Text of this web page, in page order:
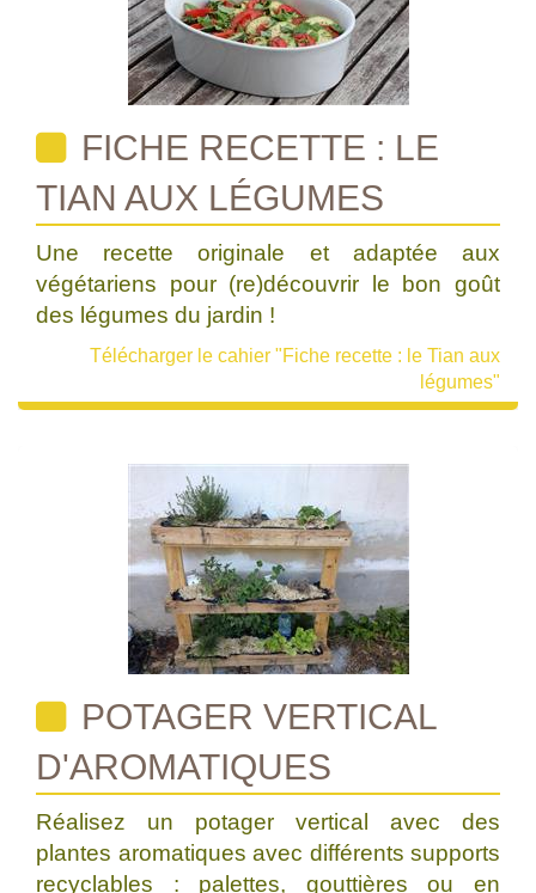
FICHE RECETTE : LE
TIAN AUX LÉGUMES
Une recette originale et adaptée aux
végétariens pour (re)découvrir le bon goût
des légumes du jardin !
Télécharger le cahier "Fiche recette : le Tian aux
légumes"
POTAGER VERTICAL
D'AROMATIQUES
Réalisez un potager vertical avec des
plantes aromatiques avec différents supports
recyclables : palettes, gouttières ou en